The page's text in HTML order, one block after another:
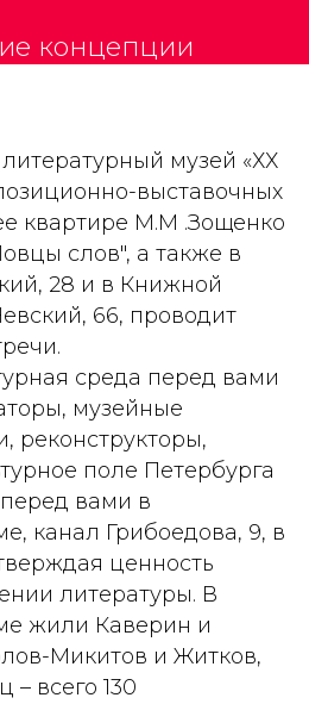
концепции
музей «ХХ
выставочных
квартире М.М .Зощенко
слов", а также в
28 и в Книжной
66, проводит
среда перед вами
музейные
реконструкторы,
поле Петербурга
вами в
канал Грибоедова, 9, в
ценность
литературы. В
жили Каверин и
Микитов и Житков,
всего 130